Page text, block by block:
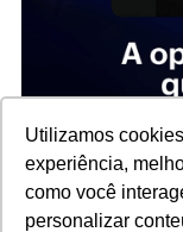
Utilizamos
experiência,
como você
personalizar